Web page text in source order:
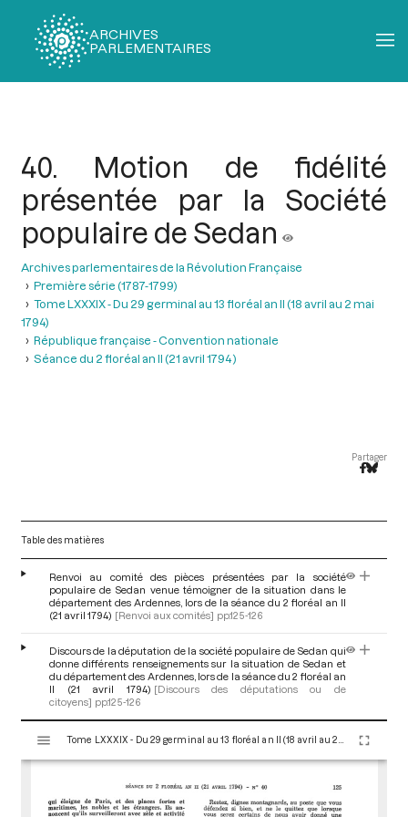
ARCHIVES
PARLEMENTAIRES
40. Motion de fidélité
présentée par la Société
populaire de Sedan
Archives parlementaires de la Révolution Française
Première série (1787-1799)
Tome LXXXIX - Du 29 germinal au 13 floréal an II (18 avril au 2 mai
1794)
République française - Convention nationale
Séance du 2 floréal an II (21 avril 1794 )
Partager
Table des matières
Renvoi au comité des pièces présentées par la société
populaire de Sedan venue témoigner de la situation dans le
département des Ardennes, lors de la séance du 2 floréal an II
(21 avril 1794) [Renvoi aux comités] pp.125-126
Discours de la députation de la société populaire de Sedan qui
donne différents renseignements sur la situation de Sedan et
du département des Ardennes, lors de la séance du 2 floréal an
II (21 avril 1794) [Discours des députations ou de
citoyens] pp.125-126
s